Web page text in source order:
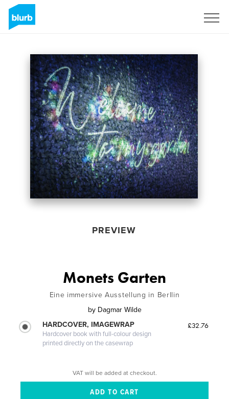
PREVIEW
Monets Garten
Eine immersive Ausstellung in Berllin
by Dagmar Wilde
HARDCOVER, IMAGEWRAP
Hardcover book with full-colour design
printed directly on the casewrap
£32.76
VAT will be added at checkout.